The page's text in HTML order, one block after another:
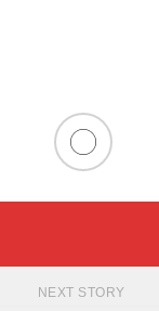
NEXT STORY